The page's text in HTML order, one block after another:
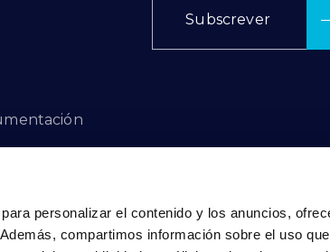
personalizar el contenido y los anuncios,
compartimos información sobre el uso
Subscrever